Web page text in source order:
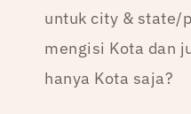
untuk city & state/
mengisi Kota dan
hanya Kota saja?